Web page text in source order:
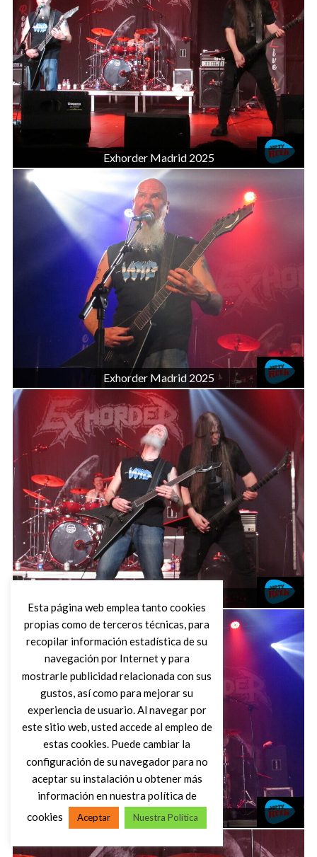
Exhorder Madrid 2025
Exhorder Madrid 2025
Exhorder Madrid 2025
Esta página web emplea tanto cookies
propias como de terceros técnicas, para
recopilar información estadística de su
navegación por Internet y para
mostrarle publicidad relacionada con sus
gustos, así como para mejorar su
experiencia de usuario. Al navegar por
este sitio web, usted accede al empleo de
estas cookies. Puede cambiar la
configuración de su navegador para no
aceptar su instalación u obtener más
información en nuestra política de
cookies
Aceptar Nuestra Política